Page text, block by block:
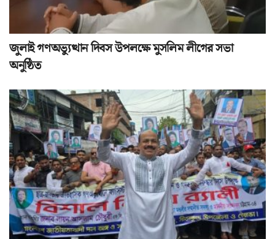
জুলাই গণঅভ্যুত্থান দিবস উপলক্ষে মুসলিম লীগের সভা
অনুষ্ঠিত